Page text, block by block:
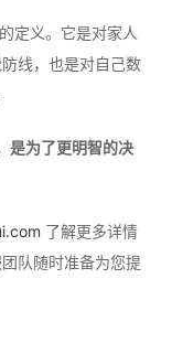
定义。它是对家人
线，也是对自己数
是为了更明智的决
了解更多详情
队随时准备为您提